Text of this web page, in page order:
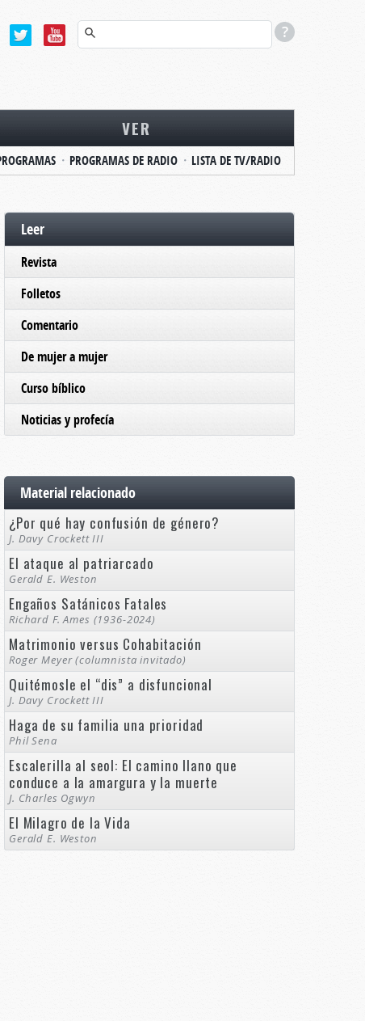
VER
PROGRAMAS DE RADIO LISTA DE TV/RADIO
Leer
Revista
Folletos
Comentario
De mujer a mujer
Curso bíblico
Noticias y profecía
Material relacionado
¿Por qué hay confusión de género?
J. Davy Crockett III
El ataque al patriarcado
Gerald E. Weston
Engaños Satánicos Fatales
Richard F. Ames (1936-2024)
Matrimonio versus Cohabitación
Roger Meyer (columnista invitado)
Quitémosle el “dis” a disfuncional
J. Davy Crockett III
Haga de su familia una prioridad
Phil Sena
Escalerilla al seol: El camino llano que
conduce a la amargura y la muerte
J. Charles Ogwyn
El Milagro de la Vida
Gerald E. Weston